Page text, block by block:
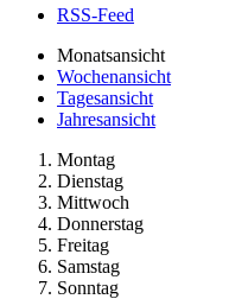
RSS-Feed
Monatsansicht
Wochenansicht
Tagesansicht
Jahresansicht
Montag
Dienstag
Mittwoch
Donnerstag
Freitag
Samstag
Sonntag